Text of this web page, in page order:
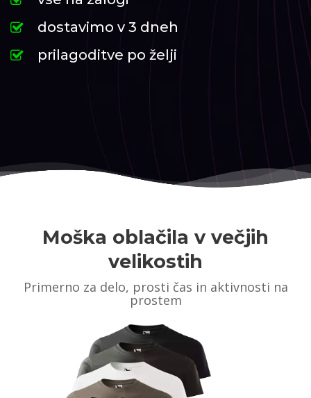
dostavimo v 3 dneh
prilagoditve po želji
Moška oblačila v večjih
velikostih
Primerno za delo, prosti čas in aktivnosti na
prostem